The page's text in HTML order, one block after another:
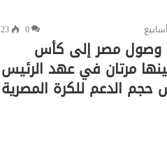
0
23
وصول مصر إلى كأس
مرات بينها مرتان في عهد الرئيس
الدعم للكرة المصرية